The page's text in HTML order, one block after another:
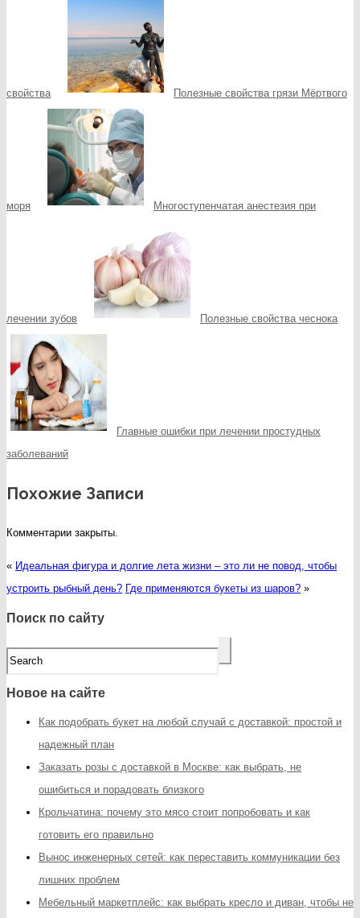
свойства Полезные свойства грязи Мёртвого
моря Многоступенчатая анестезия при
лечении зубов Полезные свойства чеснока
Главные ошибки при лечении простудных
заболеваний
Похожие Записи
Комментарии закрыты.
« Идеальная фигура и долгие лета жизни – это ли не повод, чтобы
устроить рыбный день? Где применяются букеты из шаров? »
Поиск по сайту
Новое на сайте
Как подобрать букет на любой случай с доставкой: простой и
надежный план
Заказать розы с доставкой в Москве: как выбрать, не
ошибиться и порадовать близкого
Крольчатина: почему это мясо стоит попробовать и как
готовить его правильно
Вынос инженерных сетей: как переставить коммуникации без
лишних проблем
Мебельный маркетплейс: как выбрать кресло и диван, чтобы не